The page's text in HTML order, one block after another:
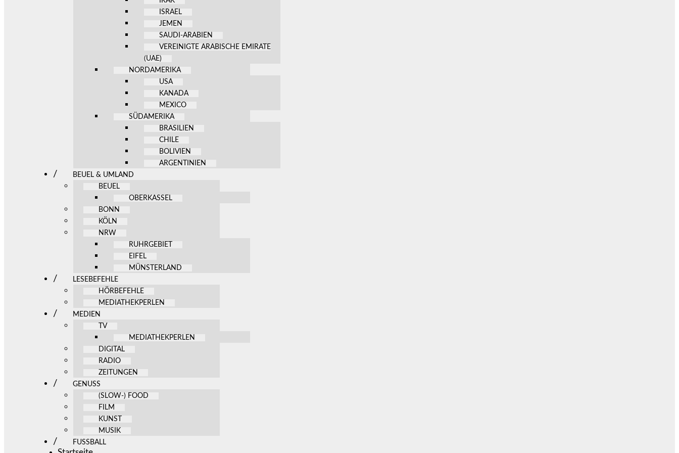
ISRAEL
JEMEN
SAUDI-ARABIEN
VEREINIGTE ARABISCHE EMIRATE
(UAE)
NORDAMERIKA
USA
KANADA
MEXICO
SÜDAMERIKA
BRASILIEN
CHILE
BOLIVIEN
ARGENTINIEN
BEUEL & UMLAND
BEUEL
OBERKASSEL
BONN
KÖLN
NRW
RUHRGEBIET
EIFEL
MÜNSTERLAND
LESEBEFEHLE
HÖRBEFEHLE
MEDIATHEKPERLEN
MEDIEN
TV
MEDIATHEKPERLEN
DIGITAL
RADIO
ZEITUNGEN
GENUSS
(SLOW-) FOOD
FILM
KUNST
MUSIK
FUSSBALL